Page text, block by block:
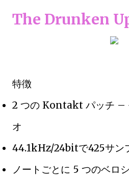
The Drunken
特徴
2 つの Kontakt パッチ –
オ
44.1kHz/24bitで425サン
ノートごとに 5 つのベロ